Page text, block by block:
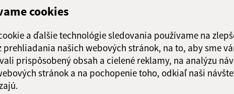
cookies
a ďalšie technológie sledovania používame na
prehliadania našich webových stránok, na to, aby sme
prispôsobený obsah a cielené reklamy, na analýzu
stránok a na pochopenie toho, odkiaľ naši
Google reCaptcha Response
Odoslať správu